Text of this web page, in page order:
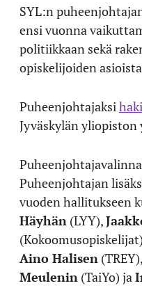
SYL:n
ensi vuonna
politiikkaan sekä
opiskelijoiden
Puheenjohtajaksi
Jyväskylän
Puheenjohtajan
vuoden hallitukseen
Häyhän (LYY),
Aino Halisen (TREY),
Meulenin (TaiYo) ja